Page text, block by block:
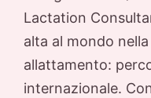
Lactation
alta al mondo
allattamento:
internazionale.